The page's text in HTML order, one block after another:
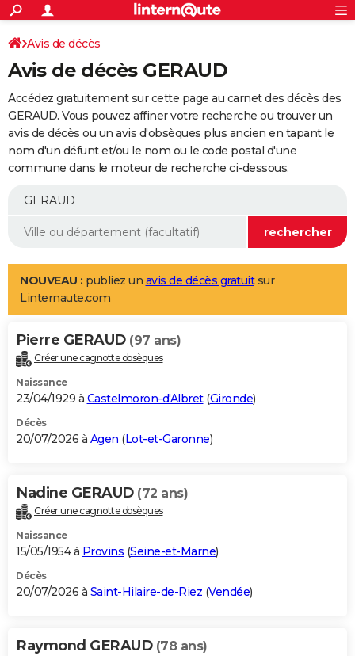
ACTUALITÉS
Politique
Société
Faits Divers
Education
Monde
Villes
+
SPORT
Coupe du monde 2026
Football
Tennis
Cyclisme
Rugby
Forum
Programme TV
TNT
Streaming
Cinéma
Sorties cinéma
Musique
+
FINANCE
Retraite
Epargne
Immobilier
Risques naturels par ville
Banque
Assurance
AUTO
Essais
Réserver un essai
Citadines
Berlines
SUV
Forum auto
+
Mobiles
Meilleur smartphone
Internet
Ordinateurs
Jeux vidéo
Guide high-tech
Aménagement intérieur
LIFESTYLE
Art de vivre
Bien-être
Loisirs
Mode
Modes de vie
Alimentation
Guide de la santé
Maladies
Médicaments
Sommeil
VOYAGE
Destinations
City break
Voyage nature
Voyage de noces
Forum
Climat
+PHOTO
GUIDES D'ACHAT
BONS PLANS
Carte de Noël
Carte Bonne année
Carte Saint-Valentin
Carte Pâques
Carte d'anniversaire
DICTIONNAIRE
Dictionnaire
Biographies
Citations
Expressions
Proverbes
PROGRAMME TV
S'inscrire
Se connecter
Lycées
Collèges
Primaires
Universités
Entreprises
Service militaire
Avis de recherche
AVIS DE DÉCÈS
Avis de décès
Avis de décès GERAUD
Accédez gratuitement sur cette page au carnet des décès des
GERAUD. Vous pouvez affiner votre recherche ou trouver un
avis de décès ou un avis d'obsèques plus ancien en tapant le
nom d'un défunt et/ou le nom ou le code postal d'une
commune dans le moteur de recherche ci-dessous.
NOUVEAU : publiez un avis de décès gratuitsur
Linternaute.com
Pierre GERAUD (97 ans)
Créer une cagnotte obsèques
Naissance
23/04/1929 à Castelmoron-d'Albret(Gironde)
Décès
20/07/2026 à Agen (Lot-et-Garonne)
Nadine GERAUD (72 ans)
Créer une cagnotte obsèques
Naissance
15/05/1954 à Provins (Seine-et-Marne)
Décès
20/07/2026 à Saint-Hilaire-de-Riez (Vendée)
Raymond GERAUD (78 ans)